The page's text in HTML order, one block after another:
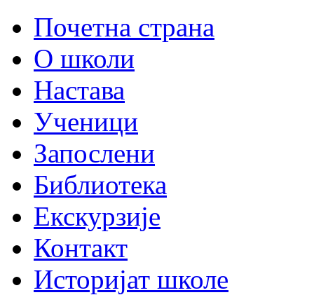
Почетна страна
О школи
Настава
Ученици
Запослени
Библиотека
Екскурзије
Контакт
Историјат школе